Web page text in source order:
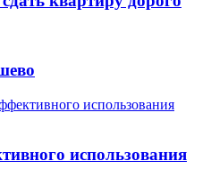
использования